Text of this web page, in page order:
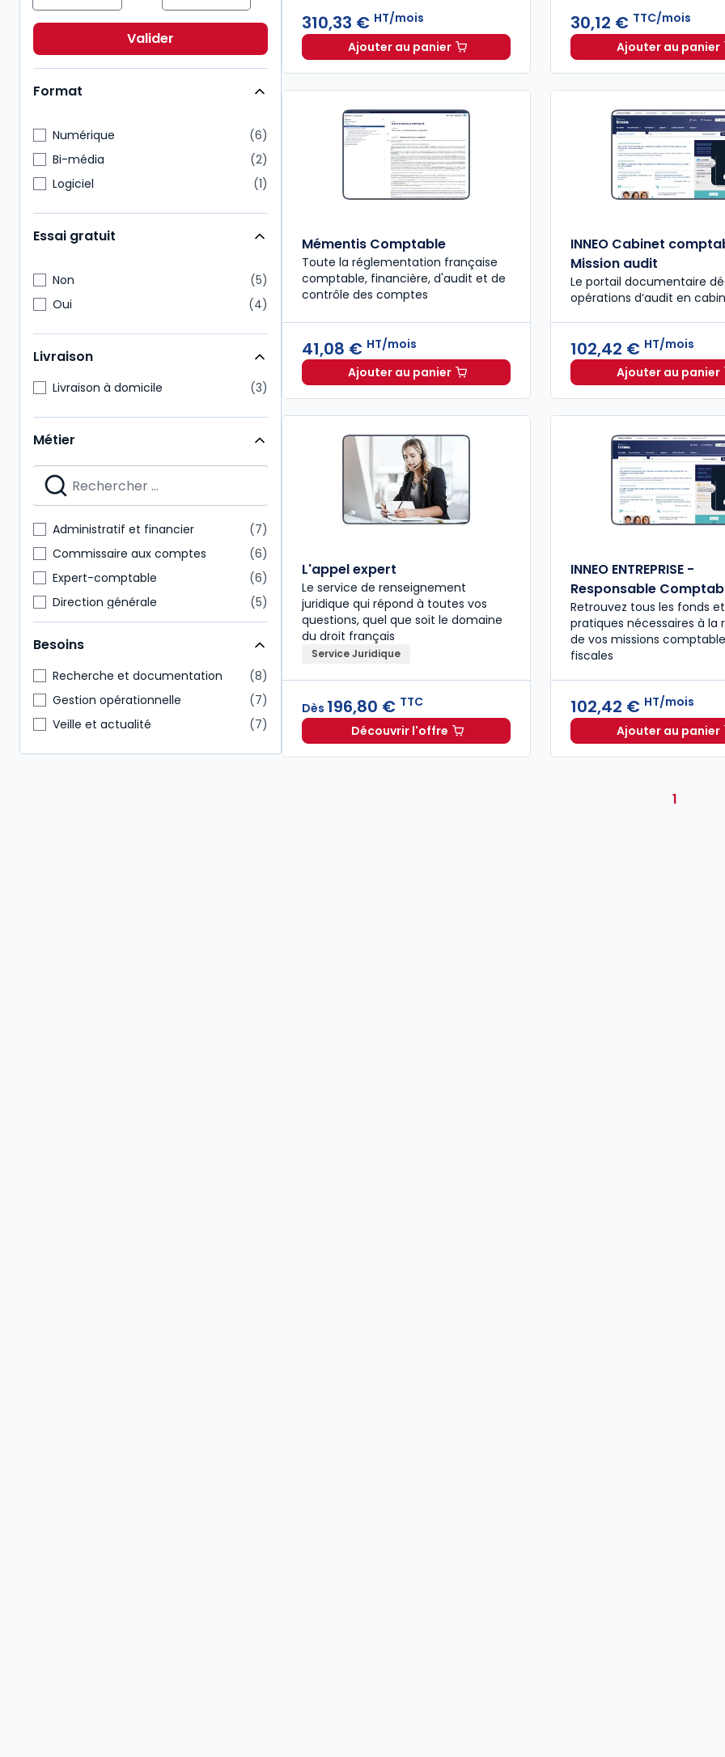
Environnement
Patrimoine
1
Valider
Format
Numérique
6
Bi-média
2
Logiciel
1
Essai gratuit
Non
5
Oui
4
Livraison
Livraison à domicile 3
Métier
Administratif et financier
7
Commissaire aux comptes
6
Expert-comptable
6
Direction générale
5
Avocat et prof judiciaires
4
Enseignants
3
Notaire
3
Autres
2
Conseiller en gestion patrimoine
2
Besoins
Recherche et documentation
8
Gestion opérationnelle
7
Veille et actualité
7
310,33 € HT/mois
Ajouter au panierINNEO Cabinet comptable - Pack 6 missions à 310,33
30,12 € TTC/mois
Ajouter au panier
Feuillet
Mémentis Comptable
Toute la réglementation française
comptable, financière, d'audit et de
contrôle des comptes
41,08 € HT/mois
Ajouter au panierMémentis Comptable à 41,08 € HT/mois
INNEO Cabinet
Mission audit
Le portail documentaire
opérations d’audit en
102,42 € HT/mois
Ajouter au panier
INNEO
L'appel expert
Le service de renseignement
juridique qui répond à toutes vos
questions, quel que soit le domaine
du droit français
Service Juridique
Dès 196,80 € TTC
Découvrir l'offreL'appel expert à partir de Dès 196,80 €TTC
INNEO ENTREPRISE -
Responsable
Retrouvez tous les fonds
pratiques nécessaires à la
de vos missions
fiscales
102,42 € HT/mois
Ajouter au panier
INNEO
1